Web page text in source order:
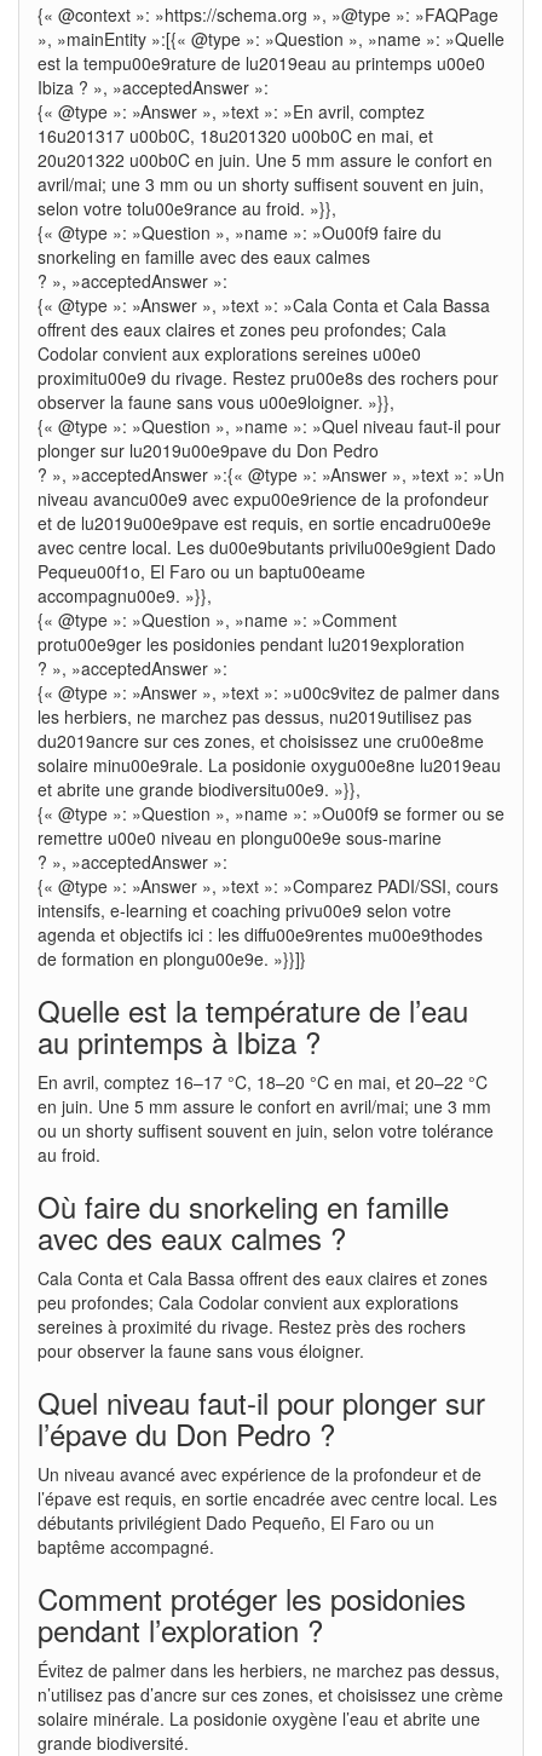
{« @context »: »https://schema.org », »@type »: »FAQPage
», »mainEntity »:[{« @type »: »Question », »name »: »Quelle
est la tempu00e9rature de lu2019eau au printemps u00e0
Ibiza ? », »acceptedAnswer »:
{« @type »: »Answer », »text »: »En avril, comptez
16u201317 u00b0C, 18u201320 u00b0C en mai, et
20u201322 u00b0C en juin. Une 5 mm assure le confort en
avril/mai; une 3 mm ou un shorty suffisent souvent en juin,
selon votre tolu00e9rance au froid. »}},
{« @type »: »Question », »name »: »Ou00f9 faire du
snorkeling en famille avec des eaux calmes
? », »acceptedAnswer »:
{« @type »: »Answer », »text »: »Cala Conta et Cala Bassa
offrent des eaux claires et zones peu profondes; Cala
Codolar convient aux explorations sereines u00e0
proximitu00e9 du rivage. Restez pru00e8s des rochers pour
observer la faune sans vous u00e9loigner. »}},
{« @type »: »Question », »name »: »Quel niveau faut-il pour
plonger sur lu2019u00e9pave du Don Pedro
? », »acceptedAnswer »:{« @type »: »Answer », »text »: »Un
niveau avancu00e9 avec expu00e9rience de la profondeur
et de lu2019u00e9pave est requis, en sortie encadru00e9e
avec centre local. Les du00e9butants privilu00e9gient Dado
Pequeu00f1o, El Faro ou un baptu00eame
accompagnu00e9. »}},
{« @type »: »Question », »name »: »Comment
protu00e9ger les posidonies pendant lu2019exploration
? », »acceptedAnswer »:
{« @type »: »Answer », »text »: »u00c9vitez de palmer dans
les herbiers, ne marchez pas dessus, nu2019utilisez pas
du2019ancre sur ces zones, et choisissez une cru00e8me
solaire minu00e9rale. La posidonie oxygu00e8ne lu2019eau
et abrite une grande biodiversitu00e9. »}},
{« @type »: »Question », »name »: »Ou00f9 se former ou se
remettre u00e0 niveau en plongu00e9e sous-marine
? », »acceptedAnswer »:
{« @type »: »Answer », »text »: »Comparez PADI/SSI, cours
intensifs, e-learning et coaching privu00e9 selon votre
agenda et objectifs ici : les diffu00e9rentes mu00e9thodes
de formation en plongu00e9e. »}}]}
Quelle est la température de l’eau
au printemps à Ibiza ?
En avril, comptez 16–17 °C, 18–20 °C en mai, et 20–22 °C
en juin. Une 5 mm assure le confort en avril/mai; une 3 mm
ou un shorty suffisent souvent en juin, selon votre tolérance
au froid.
Où faire du snorkeling en famille
avec des eaux calmes ?
Cala Conta et Cala Bassa offrent des eaux claires et zones
peu profondes; Cala Codolar convient aux explorations
sereines à proximité du rivage. Restez près des rochers
pour observer la faune sans vous éloigner.
Quel niveau faut-il pour plonger sur
l’épave du Don Pedro ?
Un niveau avancé avec expérience de la profondeur et de
l’épave est requis, en sortie encadrée avec centre local. Les
débutants privilégient Dado Pequeño, El Faro ou un
baptême accompagné.
Comment protéger les posidonies
pendant l’exploration ?
Évitez de palmer dans les herbiers, ne marchez pas dessus,
n’utilisez pas d’ancre sur ces zones, et choisissez une crème
solaire minérale. La posidonie oxygène l’eau et abrite une
grande biodiversité.